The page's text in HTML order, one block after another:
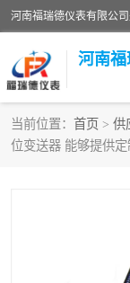
河南福
当前位置： 首页 > 供
位变送器 能够提供
液位计